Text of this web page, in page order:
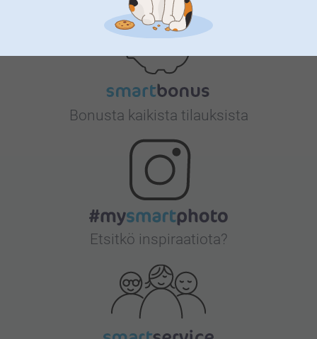
Bonusta kaikista tilauksista
Etsitkö inspiraatiota?